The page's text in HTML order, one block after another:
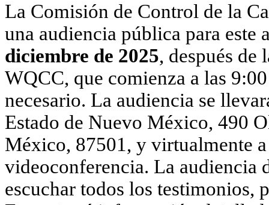
La Comisión de Control de la
una audiencia pública para este
diciembre de 2025, después de
WQCC, que comienza a las
necesario. La audiencia se
Estado de Nuevo México, 490
México, 87501, y virtualmente
videoconferencia. La audiencia
escuchar todos los testimonios,